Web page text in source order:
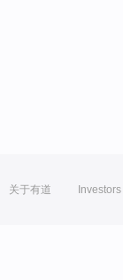
关于有道 Investors